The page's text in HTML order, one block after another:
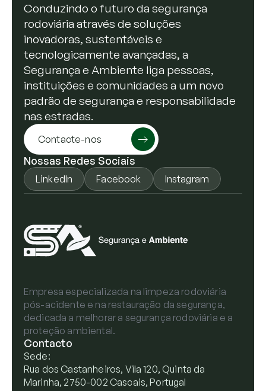
Conduzindo o futuro da segurança
rodoviária através de soluções
inovadoras, sustentáveis e
tecnologicamente avançadas, a
Segurança e Ambiente liga pessoas,
instituições e comunidades a um novo
padrão de segurança e responsabilidade
nas estradas.
Contacte-nos
Nossas Redes Sociais
LinkedIn Facebook Instagram
Empresa especializada na limpeza rodoviária
pós-acidente e na restauração da segurança,
dedicada a melhorar a segurança rodoviária e a
proteção ambiental.
Contacto
Sede:
Rua dos Castanheiros, Vila 120, Quinta da
Marinha, 2750-002 Cascais, Portugal